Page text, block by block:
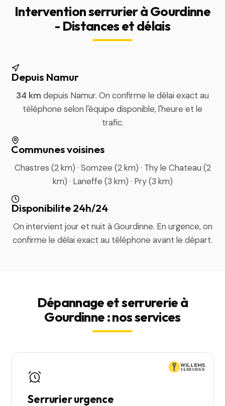
Intervention serrurier à Gourdinne
- Distances et délais
Depuis Namur
34 km depuis Namur. On confirme le délai exact au
téléphone selon l'équipe disponible, l'heure et le
trafic.
Communes voisines
Chastres (2 km) · Somzee (2 km) · Thy le Chateau (2
km) · Laneffe (3 km) · Pry (3 km)
Disponibilite 24h/24
On intervient jour et nuit à Gourdinne. En urgence, on
confirme le délai exact au téléphone avant le départ.
Dépannage et serrurerie à
Gourdinne : nos services
WILLEMS
SERRURIER
Serrurier urgence